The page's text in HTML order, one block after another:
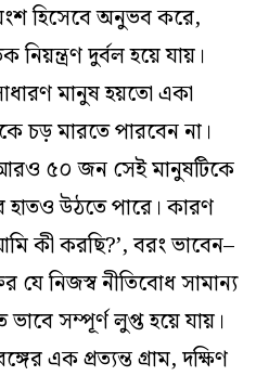
হিসেবে অনুভব করে,
দুর্বল হয়ে যায়।
মানুষ হয়তো একা
চড় মারতে পারবেন না।
আরও ৫০ জন সেই মানুষটিকে
উঠতে পারে। কারণ
কী করছি?’, বরং ভাবেন–
যে নিজস্ব নীতিবোধ সামান্য
সম্পূর্ণ লুপ্ত হয়ে যায়।
এক প্রত্যন্ত গ্রাম, দক্ষিণ